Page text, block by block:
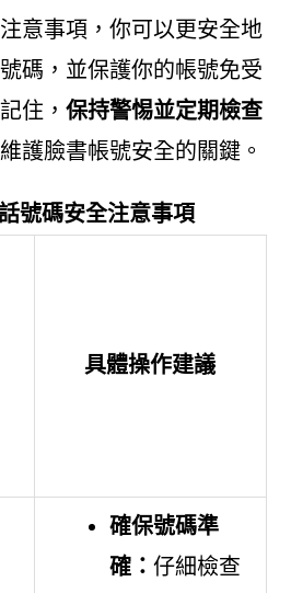
意事項，你可以更安全地
碼，並保護你的帳號免受
住， 保持警惕並定期檢查
護臉書帳號安全的關鍵。
號碼安全注意事項
具體操作建議
確保號碼準
確： 仔細檢查